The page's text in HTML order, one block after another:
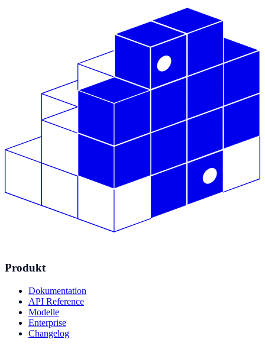
Produkt
Dokumentation
API Reference
Modelle
Enterprise
Changelog